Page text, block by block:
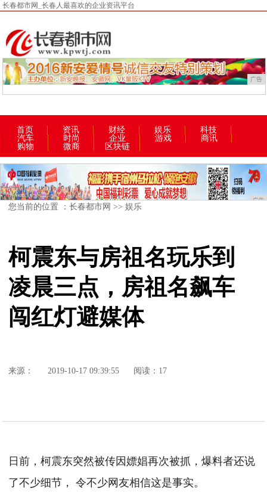
长春都市网_长春人最喜欢的企业资讯平台
广告
首页 资讯 财经 娱乐
科技
汽车
时尚 企业 游戏
商讯
购物
微商 区块链
广告
您当前的位置 ：长春都市网 >>娱乐
柯震东与房祖名玩乐到
凌晨三点，房祖名飙车
闯红灯避媒体
来源： 2019-10-17 09:39:55 阅读：17
日前，柯震东突然被传因嫖娼再次被抓，爆料者还说
了不少细节， 令不少网友相信这是事实。